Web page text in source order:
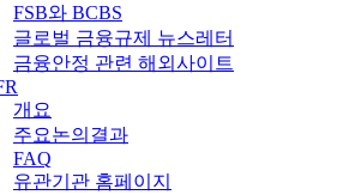
FSB와 BCBS
글로벌 금융규제 뉴스레터
금융안정 관련 해외사이트
개요
주요논의결과
FAQ
유관기관 홈페이지